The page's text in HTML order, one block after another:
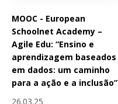
MOOC - European
Schoolnet Academy –
Agile Edu: “Ensino e
aprendizagem baseados
em dados: um caminho
para a ação e a inclusão”
26.03.25